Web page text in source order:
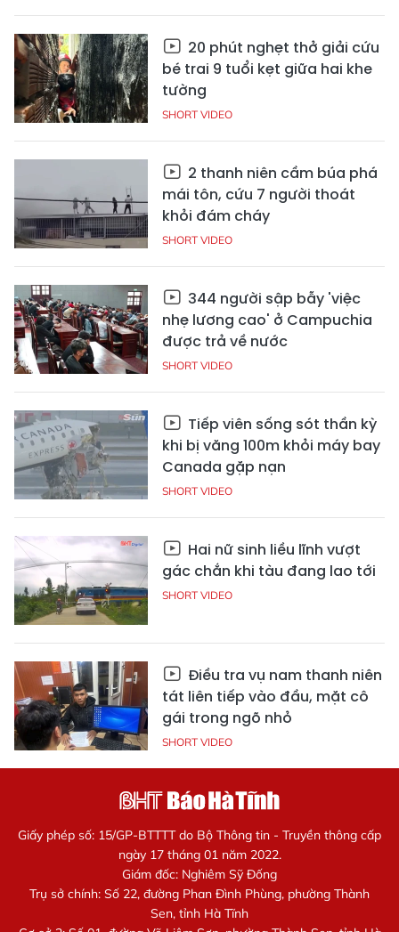
20 phút nghẹt thở giải cứu
bé trai 9 tuổi kẹt giữa hai khe
tường
SHORT VIDEO
2 thanh niên cầm búa phá
mái tôn, cứu 7 người thoát
khỏi đám cháy
SHORT VIDEO
344 người sập bẫy 'việc
nhẹ lương cao' ở Campuchia
được trả về nước
SHORT VIDEO
Tiếp viên sống sót thần kỳ
khi bị văng 100m khỏi máy bay
Canada gặp nạn
SHORT VIDEO
Hai nữ sinh liều lĩnh vượt
gác chắn khi tàu đang lao tới
SHORT VIDEO
Điều tra vụ nam thanh niên
tát liên tiếp vào đầu, mặt cô
gái trong ngõ nhỏ
SHORT VIDEO
Giấy phép số: 15/GP-BTTTT do Bộ Thông tin - Truyền thông cấp
ngày 17 tháng 01 năm 2022.
Giám đốc: Nghiêm Sỹ Đống
Trụ sở chính: Số 22, đường Phan Đình Phùng, phường Thành
Sen, tỉnh Hà Tĩnh